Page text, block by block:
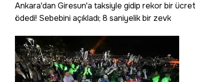
Ankara'dan Giresun'a taksiyle gidip rekor bir ücret
ödedi! Sebebini açıkladı; 8 saniyelik bir zevk